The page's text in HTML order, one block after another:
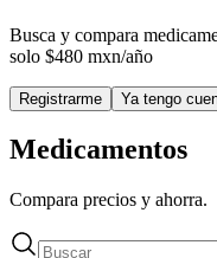
Busca y compara
solo $480 mxn/año
Registrarme Ya tengo
Medicamentos
Compara precios y ahorra.